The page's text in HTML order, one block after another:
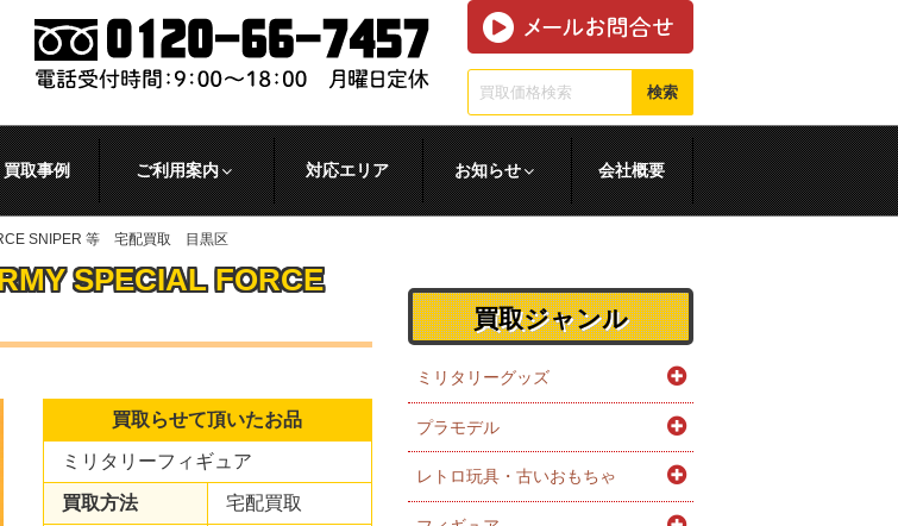
検索
買取事例 ご利用案内 対応エリア お知らせ 会社概要
SNIPER 等 宅配買取 目黒区
SPECIAL FORCE
買取らせて頂いたお品
ミリタリーフィギュア
買取方法 宅配買取
買取ジャンル
ミリタリーグッズ
プラモデル
レトロ玩具・古いおもちゃ